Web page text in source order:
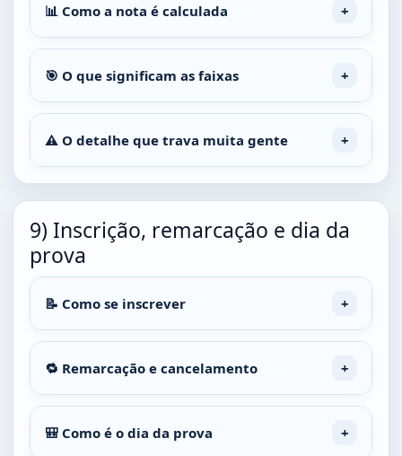
📊 Como a nota é calculada
🎯 O que significam as faixas
⚠️ O detalhe que trava muita gente
9) Inscrição, remarcação e dia da
prova
📝 Como se inscrever
🔁 Remarcação e cancelamento
🎒 Como é o dia da prova